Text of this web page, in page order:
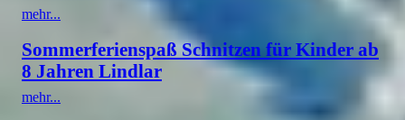
mehr...
Sommerferienspaß Schnitzen für Kinder ab
8 Jahren Lindlar
mehr...